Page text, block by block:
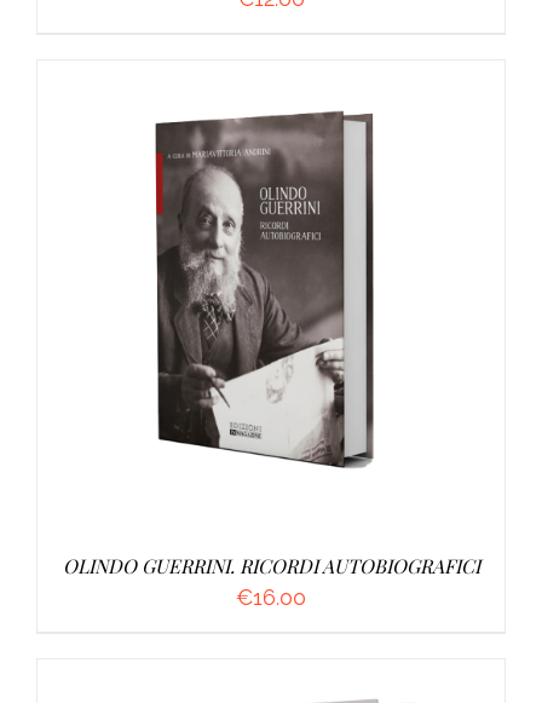
AGGIUNGI AL CARRELLO
OLINDO GUERRINI. RICORDI AUTOBIOGRAFICI
€16.00